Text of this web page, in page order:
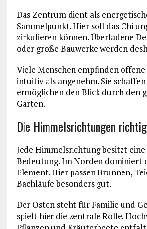
Das Zentrum dient als
Sammelpunkt. Hier soll das Chi
zirkulieren können. Überladene
oder große Bauwerke werden
Viele Menschen empfinden offene
intuitiv als angenehm. Sie
ermöglichen den Blick durch den
Garten.
Die Himmelsrichtungen
Jede Himmelsrichtung besitzt eine
Bedeutung. Im Norden dominiert
Element. Hier passen Brunnen,
Bachläufe besonders gut.
Der Osten steht für Familie und
spielt hier die zentrale Rolle.